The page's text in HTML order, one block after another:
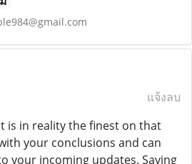
แจ้งลบ
is in reality the finest on that
your conclusions and can
your incoming updates. Saying